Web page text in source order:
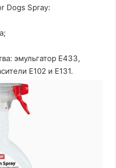
Dogs Spray:
эмульгатор Е433,
Е102 и Е131.